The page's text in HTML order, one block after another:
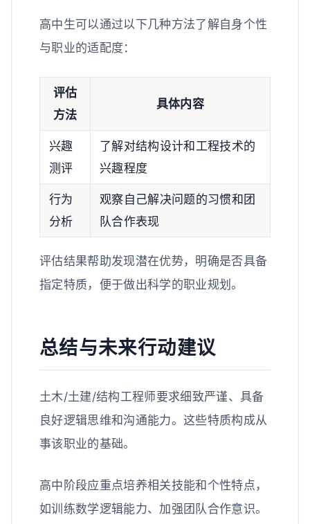
高中生可以通过以下几种方法了解自身个性
与职业的适配度：
评估
方法
具体内容
兴趣
测评
了解对结构设计和工程技术的
兴趣程度
行为
分析
观察自己解决问题的习惯和团
队合作表现
评估结果帮助发现潜在优势，明确是否具备
指定特质，便于做出科学的职业规划。
总结与未来行动建议
土木/土建/结构工程师要求细致严谨、具备
良好逻辑思维和沟通能力。这些特质构成从
事该职业的基础。
高中阶段应重点培养相关技能和个性特点，
如训练数学逻辑能力、加强团队合作意识。